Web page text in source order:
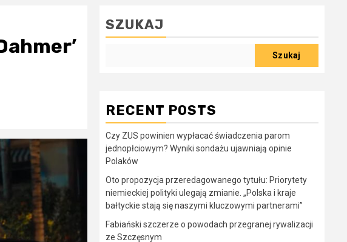
SZUKAJ
Szukaj
RECENT POSTS
Czy ZUS powinien wypłacać świadczenia parom
jednopłciowym? Wyniki sondażu ujawniają opinie
Polaków
Oto propozycja przeredagowanego tytułu: Priorytety
niemieckiej polityki ulegają zmianie. „Polska i kraje
bałtyckie stają się naszymi kluczowymi partnerami”
Fabiański szczerze o powodach przegranej rywalizacji
ze Szczęsnym